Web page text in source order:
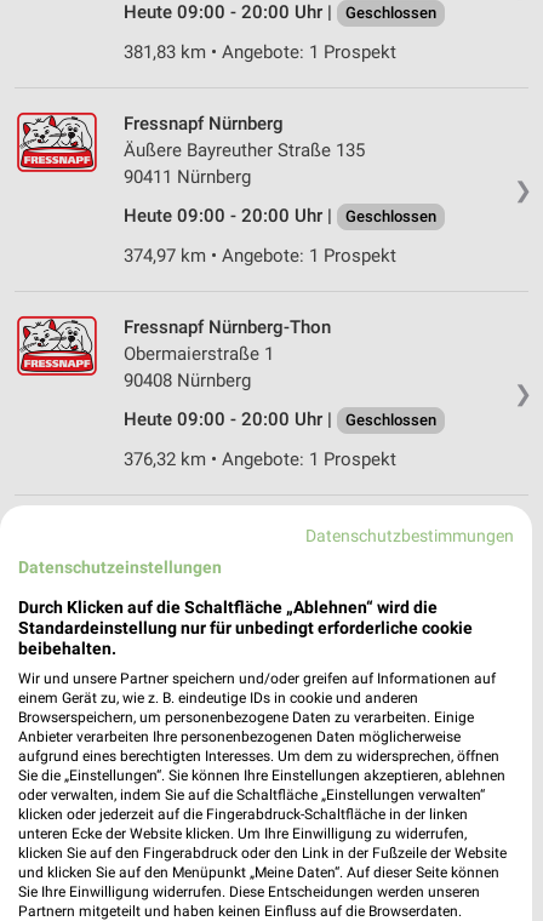
Heute 09:00 - 20:00 Uhr |
Geschlossen
381,83 km • Angebote: 1 Prospekt
❯
Fressnapf Nürnberg
Äußere Bayreuther Straße 135
90411 Nürnberg
Heute 09:00 - 20:00 Uhr |
Geschlossen
374,97 km • Angebote: 1 Prospekt
❯
Fressnapf Nürnberg-Thon
Obermaierstraße 1
90408 Nürnberg
Heute 09:00 - 20:00 Uhr |
Geschlossen
376,32 km • Angebote: 1 Prospekt
Nürnberger Straße 24c
Heute 09:00 - 19:00 Uhr | Geschlossen
Kölle Zoo Nürnberg
Konstanzenstraße 86-88
90439 Nürnberg
Heute 10:00 - 19:00 Uhr | Geschlossen
380,81 km
Datenschutzbestimmungen
Datenschutzeinstellungen
Durch Klicken auf die Schaltfläche „Ablehnen“ wird die
Standardeinstellung nur für unbedingt erforderliche cookie
beibehalten.
Wir und unsere Partner speichern und/oder greifen auf Informationen auf
einem Gerät zu, wie z. B. eindeutige IDs in cookie und anderen
Browserspeichern, um personenbezogene Daten zu verarbeiten. Einige
Anbieter verarbeiten Ihre personenbezogenen Daten möglicherweise
aufgrund eines berechtigten Interesses. Um dem zu widersprechen, öffnen
Sie die „Einstellungen“. Sie können Ihre Einstellungen akzeptieren, ablehnen
oder verwalten, indem Sie auf die Schaltfläche „Einstellungen verwalten“
klicken oder jederzeit auf die Fingerabdruck-Schaltfläche in der linken
unteren Ecke der Website klicken. Um Ihre Einwilligung zu widerrufen,
klicken Sie auf den Fingerabdruck oder den Link in der Fußzeile der Website
und klicken Sie auf den Menüpunkt „Meine Daten“. Auf dieser Seite können
Sie Ihre Einwilligung widerrufen. Diese Entscheidungen werden unseren
Partnern mitgeteilt und haben keinen Einfluss auf die Browserdaten.